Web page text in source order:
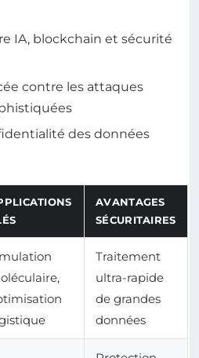
IA, blockchain et sécurité
contre les attaques
des données
AVANTAGES
SÉCURITAIRES
Traitement
ultra-rapide
de grandes
données